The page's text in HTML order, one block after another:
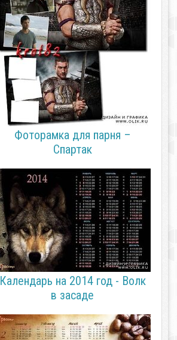
Фоторамка для парня –
Спартак
Календарь на 2014 год - Волк
в засаде